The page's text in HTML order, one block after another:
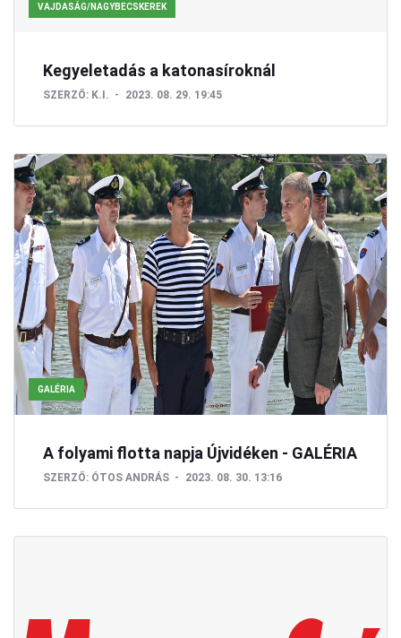
VAJDASÁG/NAGYBECSKEREK
Kegyeletadás a katonasíroknál
SZERZŐ: K.I. 2023. 08. 29. 19:45
GALÉRIA
A folyami flotta napja Újvidéken - GALÉRIA
SZERZŐ: ÓTOS ANDRÁS 2023. 08. 30. 13:16